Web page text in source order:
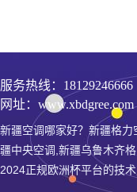
服务热线： 18129246666
网址：www.xbdgree.com
新疆空调哪家好？新疆格
疆中央空调,新疆乌鲁木齐
2024正规欧洲杯平台的技